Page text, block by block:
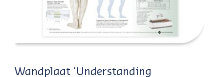
Wandplaat 'Understanding